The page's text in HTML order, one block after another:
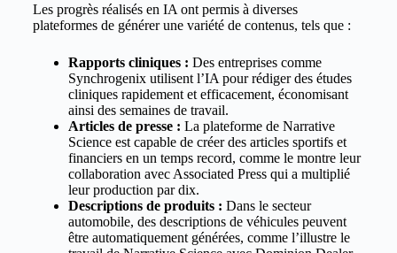
Les progrès réalisés en IA ont permis à diverses
plateformes de générer une variété de contenus, tels que :
Rapports cliniques : Des entreprises comme
Synchrogenix utilisent l’IA pour rédiger des études
cliniques rapidement et efficacement, économisant
ainsi des semaines de travail.
Articles de presse : La plateforme de Narrative
Science est capable de créer des articles sportifs et
financiers en un temps record, comme le montre leur
collaboration avec Associated Press qui a multiplié
leur production par dix.
Descriptions de produits : Dans le secteur
automobile, des descriptions de véhicules peuvent
être automatiquement générées, comme l’illustre le